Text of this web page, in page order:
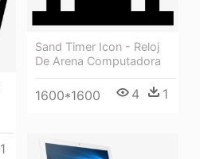
Sand Timer Icon - Reloj
De Arena Computadora
1600*1600 4 1
1